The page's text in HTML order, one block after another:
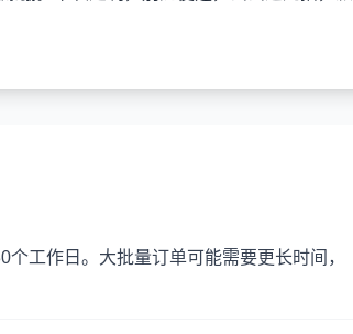
工作日。大批量订单可能需要更长时间，